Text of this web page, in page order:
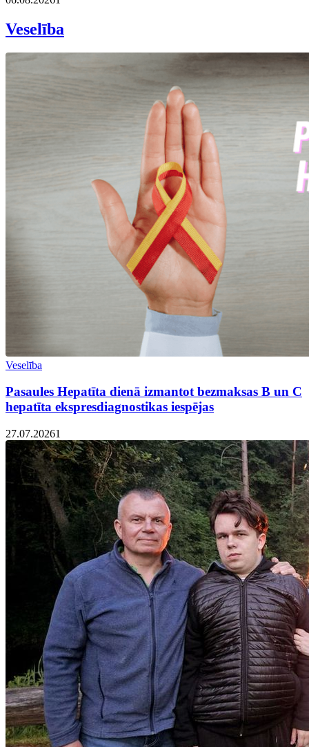
Veselība
Veselība
Pasaules Hepatīta dienā izmantot bezmaksas B un C
hepatīta ekspresdiagnostikas iespējas
27.07.20261